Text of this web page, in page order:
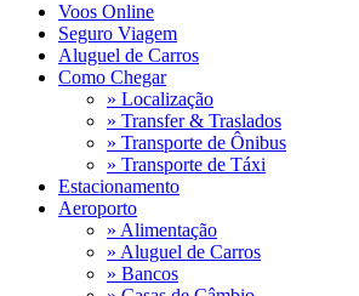
Voos Online
Seguro Viagem
Aluguel de Carros
Como Chegar
» Localização
» Transfer & Traslados
» Transporte de Ônibus
» Transporte de Táxi
Estacionamento
Aeroporto
» Alimentação
» Aluguel de Carros
» Bancos